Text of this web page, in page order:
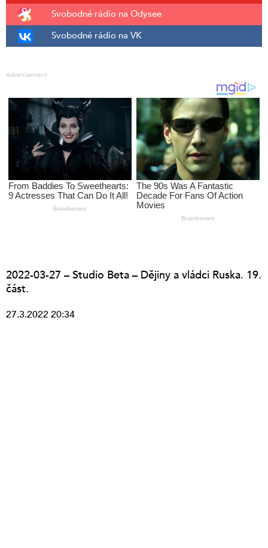
Svobodné rádio na Odysee
Svobodné rádio na VK
Advertisement
2022-03-27 – Studio Beta – Dějiny a vládci Ruska. 19.
část.
27.3.2022 20:34